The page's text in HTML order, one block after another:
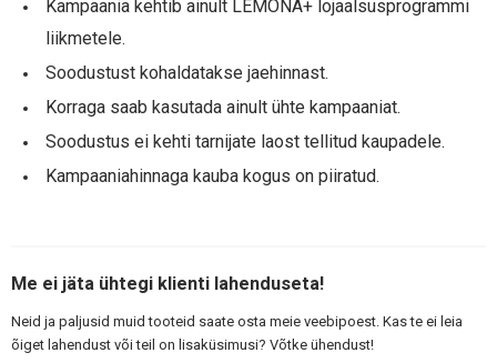
Kampaania kehtib ainult LEMONA+ lojaalsusprogrammi
liikmetele.
Soodustust kohaldatakse jaehinnast.
Korraga saab kasutada ainult ühte kampaaniat.
Soodustus ei kehti tarnijate laost tellitud kaupadele.
Kampaaniahinnaga kauba kogus on piiratud.
Me ei jäta ühtegi klienti lahenduseta!
Neid ja paljusid muid tooteid saate osta meie veebipoest. Kas te ei leia
õiget lahendust või teil on lisaküsimusi? Võtke ühendust!